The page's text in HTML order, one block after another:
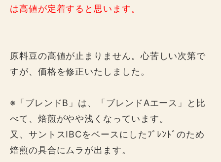
は高値が定着すると思います。
原料豆の高値が止まりません。心苦しい次第で
すが、価格を修正いたしました。
※「ブレンドB」は、「ブレンドAエース」と比
べて、焙煎がやや浅くなっています。
又、サントスIBCをベースにしたﾌﾞﾚﾝﾄﾞのため
焙煎の具合にムラが出ます。